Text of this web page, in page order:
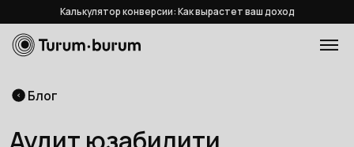
Калькулятор конверсии: Как вырастет ваш доход
Блог
Аудит юзабилити